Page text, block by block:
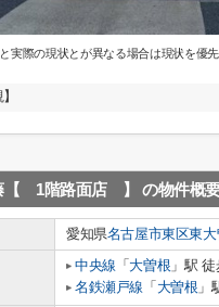
実際の現状とが異なる場合は現状を優
【 1階路面店 】 の物件概
愛知県名古屋市東区東
中央線 「 大曽根 」駅
名鉄瀬戸線 「 大曽根 」